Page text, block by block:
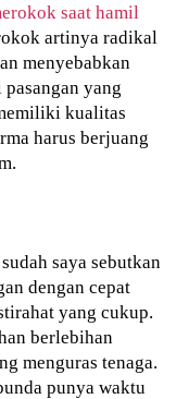
saat hamil
artinya radikal
menyebabkan
yang
kualitas
harus berjuang
saya sebutkan
dengan cepat
yang cukup.
berlebihan
menguras tenaga.
punya waktu